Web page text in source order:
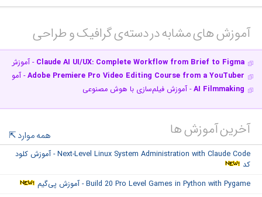
آموزش های مشابه در دسته‌ی‌ گرافیک و طراحی‎
Claude AI UI/UX: Complete Workflow from Brief to Figma - آموزش
Adobe Premiere Pro Video Editing Course from a YouTuber- آموزش
AI Filmmaking- آموزش فیلم‌سازی با هوش مصنوعی
آخرین آموزش ها همه موارد
Next-Level Linux System Administration with Claude Code - آموزش کلود
کد
Build 20 Pro Level Games in Python with Pygame - آموزش پی‌گیم